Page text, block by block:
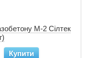
М-2 Сілтек
Купити